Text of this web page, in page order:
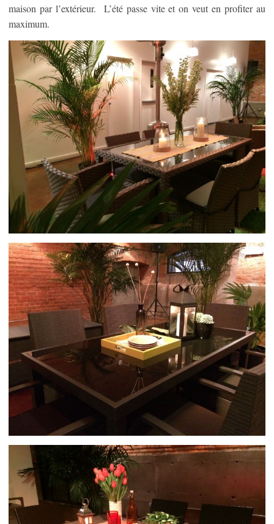
maison par l’extérieur. L’été passe vite et on veut en profiter au
maximum.